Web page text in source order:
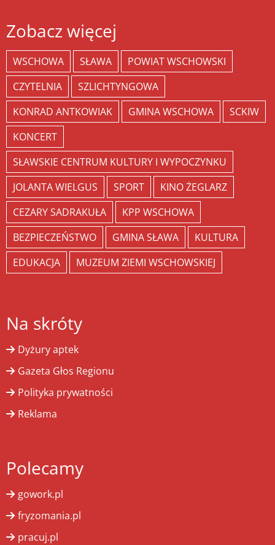
Zobacz więcej
WSCHOWA SŁAWA
POWIAT WSCHOWSKI
CZYTELNIA
SZLICHTYNGOWA
KONRAD ANTKOWIAK
GMINA WSCHOWA
SCKIW
KONCERT
SŁAWSKIE CENTRUM KULTURY I WYPOCZYNKU
JOLANTA WIELGUS
SPORT
KINO ŻEGLARZ
CEZARY SADRAKUŁA
KPP WSCHOWA
BEZPIECZEŃSTWO
GMINA SŁAWA
KULTURA
EDUKACJA
MUZEUM ZIEMI WSCHOWSKIEJ
Na skróty
Dyżury aptek
Gazeta Głos Regionu
Polityka prywatności
Reklama
Polecamy
gowork.pl
fryzomania.pl
pracuj.pl